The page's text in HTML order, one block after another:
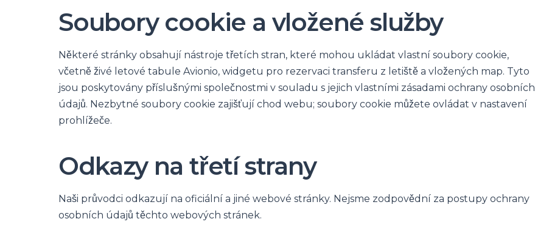
Soubory cookie a vložené služby
Některé stránky obsahují nástroje třetích stran, které mohou ukládat vlastní soubory cookie,
včetně živé letové tabule Avionio, widgetu pro rezervaci transferu z letiště a vložených map. Tyto
jsou poskytovány příslušnými společnostmi v souladu s jejich vlastními zásadami ochrany osobních
údajů. Nezbytné soubory cookie zajišťují chod webu; soubory cookie můžete ovládat v nastavení
prohlížeče.
Odkazy na třetí strany
Naši průvodci odkazují na oficiální a jiné webové stránky. Nejsme zodpovědní za postupy ochrany
osobních údajů těchto webových stránek.